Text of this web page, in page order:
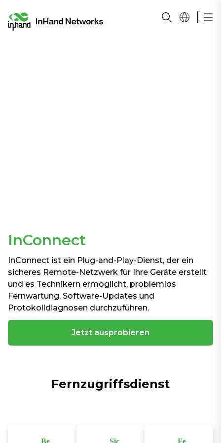
InConnect
InConnect ist ein Plug-and-Play-Dienst, der ein
sicheres Remote-Netzwerk für Ihre Geräte erstellt
und es Technikern ermöglicht, problemlos
Fernwartung, Software-Updates und
Protokolldiagnosen durchzuführen.
Jetzt ausprobieren
Fernzugriffsdienst
Be
Sic
Fe